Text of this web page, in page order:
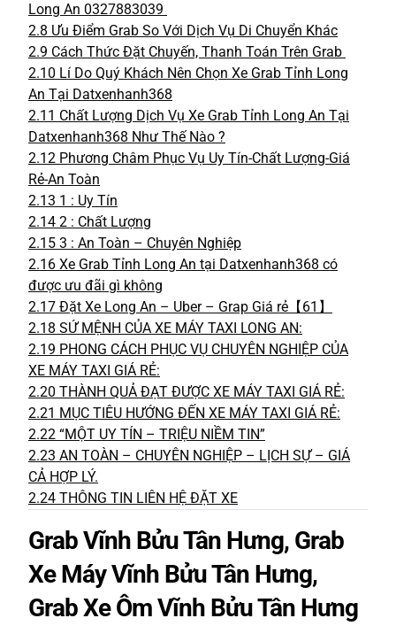
Long An 0327883039
2.8 Ưu Điểm Grab So Với Dịch Vụ Di Chuyển Khác
2.9 Cách Thức Đặt Chuyến, Thanh Toán Trên Grab
2.10 Lí Do Quý Khách Nên Chọn Xe Grab Tỉnh Long
An Tại Datxenhanh368
2.11 Chất Lượng Dịch Vụ Xe Grab Tỉnh Long An Tại
Datxenhanh368 Như Thế Nào ?
2.12 Phương Châm Phục Vụ Uy Tín-Chất Lượng-Giá
Rẻ-An Toàn
2.13 1 : Uy Tín
2.14 2 : Chất Lượng
2.15 3 : An Toàn – Chuyên Nghiệp
2.16 Xe Grab Tỉnh Long An tại Datxenhanh368 có
được ưu đãi gì không
2.17 Đặt Xe Long An – Uber – Grap Giá rẻ【61】
2.18 SỨ MỆNH CỦA XE MÁY TAXI LONG AN:
2.19 PHONG CÁCH PHỤC VỤ CHUYÊN NGHIỆP CỦA
XE MÁY TAXI GIÁ RẺ:
2.20 THÀNH QUẢ ĐẠT ĐƯỢC XE MÁY TAXI GIÁ RẺ:
2.21 MỤC TIÊU HƯỚNG ĐẾN XE MÁY TAXI GIÁ RẺ:
2.22 “MỘT UY TÍN – TRIỆU NIỀM TIN”
2.23 AN TOÀN – CHUYÊN NGHIỆP – LỊCH SỰ – GIÁ
CẢ HỢP LÝ.
2.24 THÔNG TIN LIÊN HỆ ĐẶT XE
Grab Vĩnh Bửu Tân Hưng, Grab
Xe Máy Vĩnh Bửu Tân Hưng,
Grab Xe Ôm Vĩnh Bửu Tân Hưng